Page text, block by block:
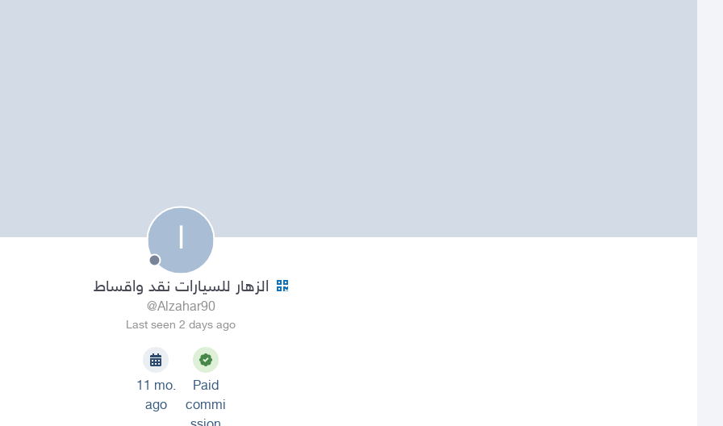
ا
الزهار للسيارات نقد واقساط
@Alzahar90
Last seen 2 days ago
11 mo.
ago
Paid
commi